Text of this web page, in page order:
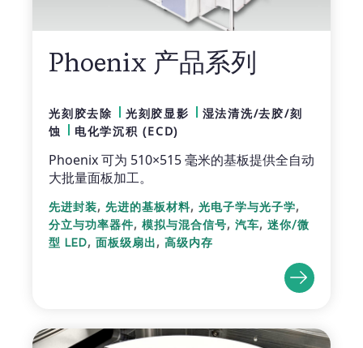
Phoenix 产品系列
光刻胶去除 光刻胶显影
湿法清洗/去胶/刻
蚀
电化学沉积 (ECD)
Phoenix 可为 510×515 毫米的基板提供全自动
大批量面板加工。
先进封装, 先进的基板材料, 光电子学与光子学,
分立与功率器件, 模拟与混合信号, 汽车, 迷你/微
型 LED, 面板级扇出, 高级内存